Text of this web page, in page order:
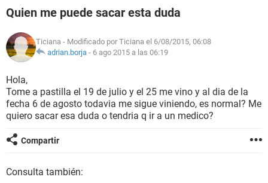
FAMILIA
NUTRICIÓN
BIENESTAR
SEXUALIDAD
GLOSARIO
Quien me puede sacar esta duda
Ticiana - Modificado por Ticiana el 6/08/2015, 06:08
adrian.borja - 6 ago 2015 a las 06:19
Hola,
Tome a pastilla el 19 de julio y el 25 me vino y al dia de la
fecha 6 de agosto todavia me sigue viniendo, es normal? Me
quiero sacar esa duda o tendria q ir a un medico?
Compartir
Consulta también: